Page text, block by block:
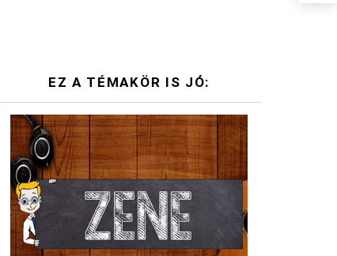
EZ A TÉMAKÖR IS JÓ: